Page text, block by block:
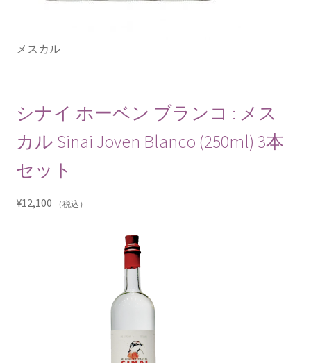
メスカル
シナイ ホーベン ブランコ : メス
カル Sinai Joven Blanco (250ml) 3本
セット
¥12,100 （税込）